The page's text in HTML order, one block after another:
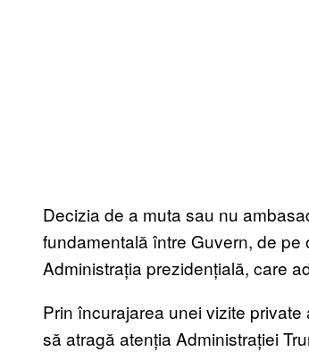
Decizia de a muta sau nu
fundamentală între Guvern, de
Administrația prezidențială, care
Prin încurajarea unei vizite
să atragă atenția Administrației